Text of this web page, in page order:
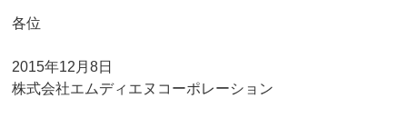
各位
2015年12月8日
株式会社エムディエヌコーポレーション